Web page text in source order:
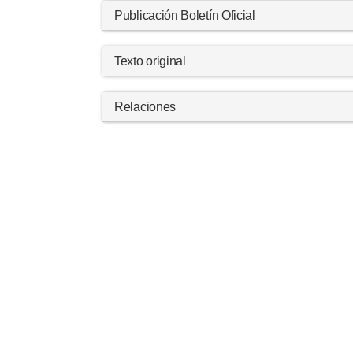
Publicación Boletín Oficial
Texto original
Relaciones